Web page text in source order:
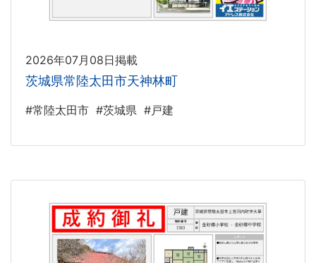
2026年07月08日掲載
茨城県常陸太田市天神林町
#常陸太田市 #茨城県 #戸建